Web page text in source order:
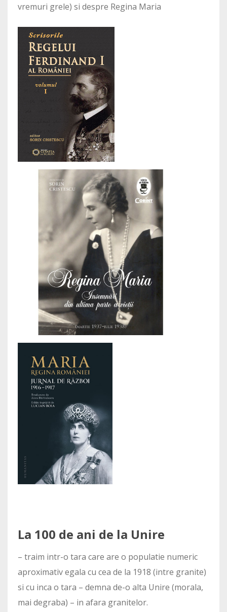
vremuri grele) si despre Regina Maria
La 100 de ani de la Unire
– traim intr-o tara care are o populatie numeric
aproximativ egala cu cea de la 1918 (intre granite)
si cu inca o tara – demna de-o alta Unire (morala,
mai degraba) – in afara granitelor.